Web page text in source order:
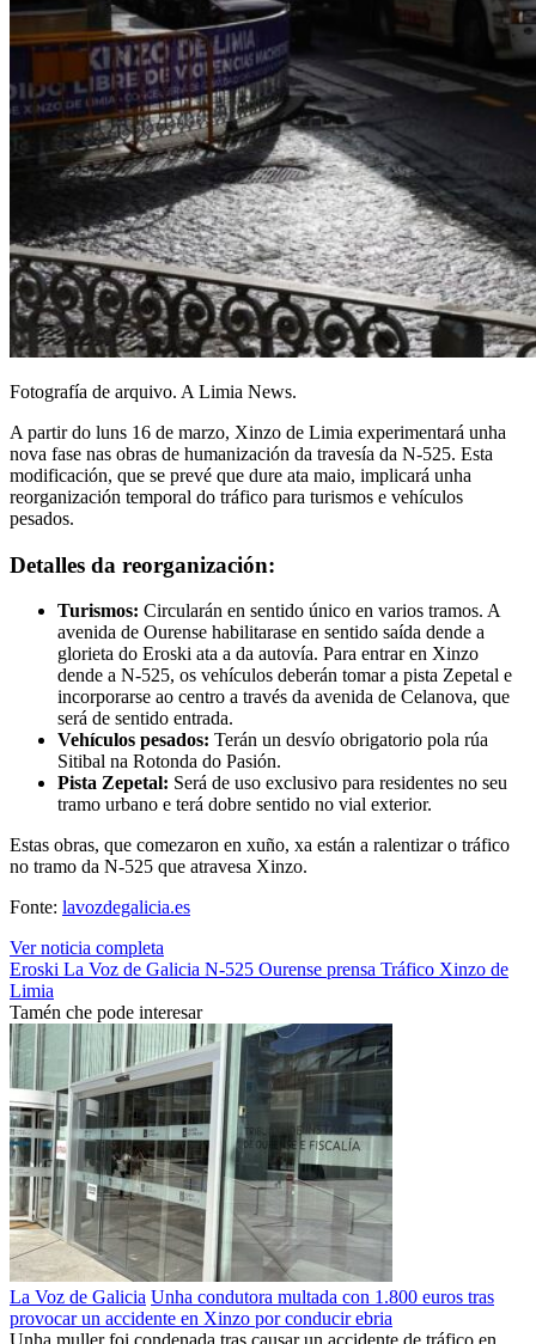
Fotografía de arquivo. A Limia News.
A partir do luns 16 de marzo, Xinzo de Limia experimentará unha
nova fase nas obras de humanización da travesía da N-525. Esta
modificación, que se prevé que dure ata maio, implicará unha
reorganización temporal do tráfico para turismos e vehículos
pesados.
Detalles da reorganización:
Turismos: Circularán en sentido único en varios tramos. A
avenida de Ourense habilitarase en sentido saída dende a
glorieta do Eroski ata a da autovía. Para entrar en Xinzo
dende a N-525, os vehículos deberán tomar a pista Zepetal e
incorporarse ao centro a través da avenida de Celanova, que
será de sentido entrada.
Vehículos pesados: Terán un desvío obrigatorio pola rúa
Sitibal na Rotonda do Pasión.
Pista Zepetal: Será de uso exclusivo para residentes no seu
tramo urbano e terá dobre sentido no vial exterior.
Estas obras, que comezaron en xuño, xa están a ralentizar o tráfico
no tramo da N-525 que atravesa Xinzo.
Fonte: lavozdegalicia.es
Ver noticia completa
Eroski La Voz de Galicia N-525 Ourense prensa Tráfico Xinzo de
Limia
Tamén che pode interesar
La Voz de Galicia Unha condutora multada con 1.800 euros tras
provocar un accidente en Xinzo por conducir ebria